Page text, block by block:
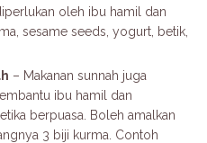
oleh ibu hamil dan
sesame seeds, yogurt, betik,
– Makanan sunnah juga
ibu hamil dan
berpuasa. Boleh amalkan
3 biji kurma. Contoh